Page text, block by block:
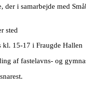
der i samarbejde med
sted
kl. 15-17 i Fraugde Hallen
af fastelavns- og